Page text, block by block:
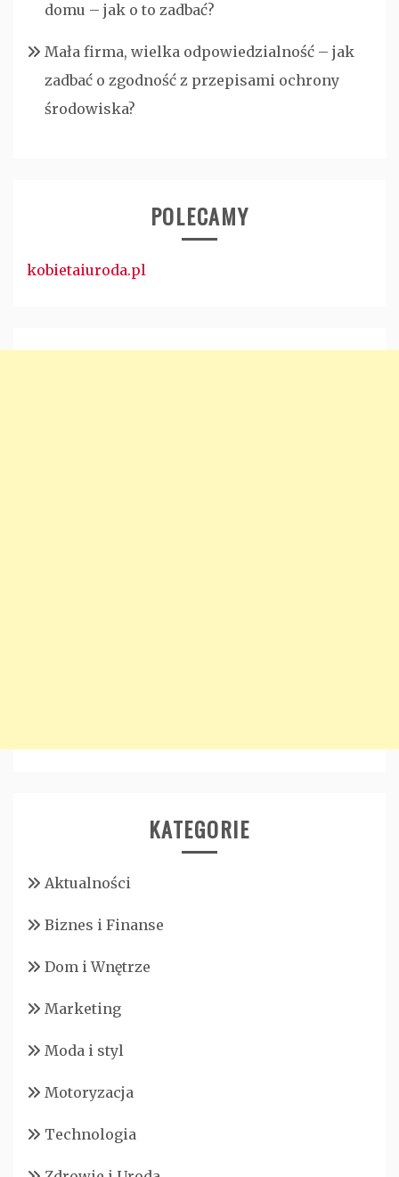
domu – jak o to zadbać?
Mała firma, wielka odpowiedzialność – jak
zadbać o zgodność z przepisami ochrony
środowiska?
POLECAMY
kobietaiuroda.pl
KATEGORIE
Aktualności
Biznes i Finanse
Dom i Wnętrze
Marketing
Moda i styl
Motoryzacja
Technologia